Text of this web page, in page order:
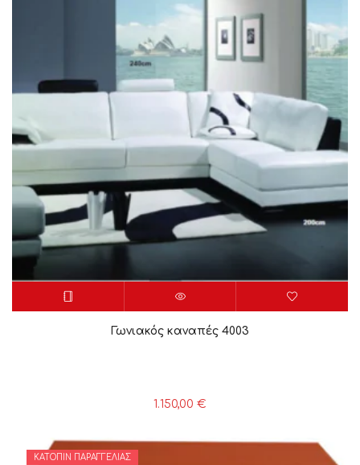
Γωνιακός καναπές 4003
1.150,00 €
ΚΑΤΌΠΙΝ ΠΑΡΑΓΓΕΛΊΑΣ